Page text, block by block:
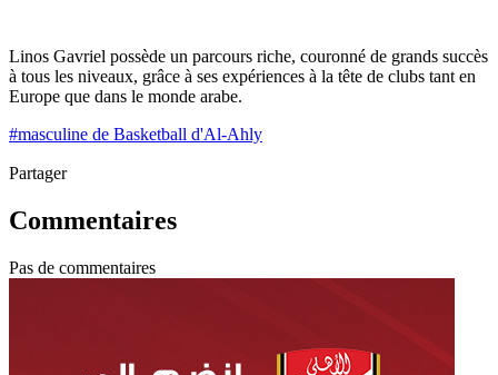
Linos Gavriel possède un parcours riche, couronné de grands succès
à tous les niveaux, grâce à ses expériences à la tête de clubs tant en
Europe que dans le monde arabe.
#masculine de Basketball d'Al-Ahly
Partager
Commentaires
Pas de commentaires